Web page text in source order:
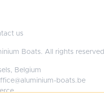
us
Boats. All rights
Belgium
boats.be